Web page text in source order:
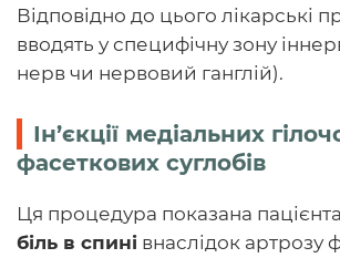
Відповідно до цього лікарські
вводять у специфічну зону
нерв чи нервовий ганглій).
Ін’єкції медіальних
фасеткових суглобів
Ця процедура показана
біль в спині внаслідок артрозу